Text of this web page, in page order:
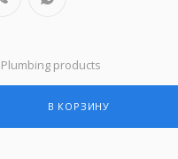
В КОРЗИНУ
products